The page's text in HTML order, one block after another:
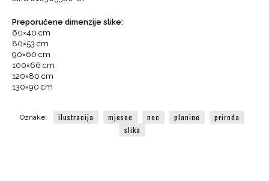
Preporučene dimenzije slike:
60×40 cm
80×53 cm
90×60 cm
100×66 cm
120×80 cm
130×90 cm
Oznake: ilustracija mjesec noc planine
priroda
slika